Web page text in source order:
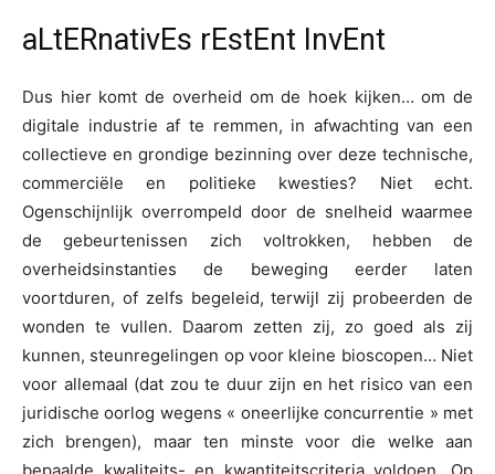
aLtERnativEs rEstEnt InvEnt
Dus hier komt de overheid om de hoek kijken… om de
digitale industrie af te remmen, in afwachting van een
collectieve en grondige bezinning over deze technische,
commerciële en politieke kwesties? Niet echt.
Ogenschijnlijk overrompeld door de snelheid waarmee
de gebeurtenissen zich voltrokken, hebben de
overheidsinstanties de beweging eerder laten
voortduren, of zelfs begeleid, terwijl zij probeerden de
wonden te vullen. Daarom zetten zij, zo goed als zij
kunnen, steunregelingen op voor kleine bioscopen… Niet
voor allemaal (dat zou te duur zijn en het risico van een
juridische oorlog wegens « oneerlijke concurrentie » met
zich brengen), maar ten minste voor die welke aan